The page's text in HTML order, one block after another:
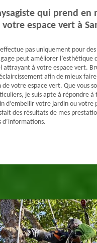
qui prend en
espace vert à
pas uniquement pour
peut améliorer l’esthétique
attrayant à votre espace vert.
afin de mieux
de votre espace vert. Que vous
je suis apte à répondre à
d’embellir votre jardin ou votre
des résultats de mes
d’informations.